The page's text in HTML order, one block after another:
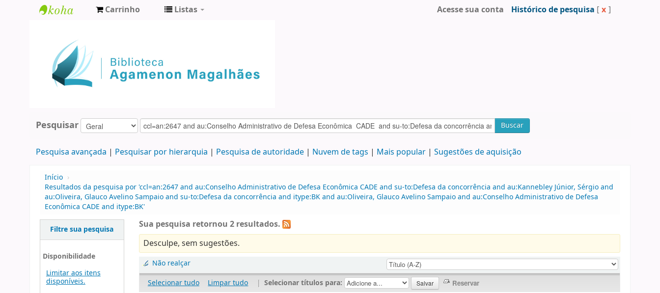
Agamenon
Magalhães
Carrinho Listas Acesse sua conta Histórico de pesquisa [ x ]
Pesquisar Buscar
Pesquisa avançada Pesquisar por hierarquia Pesquisa de autoridade Nuvem de tags Mais popular Sugestões de aquisição
Início ›
Resultados da pesquisa por 'ccl=an:2647 and au:Conselho Administrativo de Defesa Econômica CADE and su-to:Defesa da concorrência and au:Kannebley Júnior, Sérgio and
au:Oliveira, Glauco Avelino Sampaio and su-to:Defesa da concorrência and itype:BK and au:Oliveira, Glauco Avelino Sampaio and au:Conselho Administrativo de Defesa
Econômica CADE and itype:BK'
Filtre sua pesquisa
Disponibilidade
Limitar aos itens
disponíveis.
Sua pesquisa retornou 2 resultados.
Desculpe, sem sugestões.
Não realçar
Selecionar tudo
Limpar tudo | Selecionar títulos para: